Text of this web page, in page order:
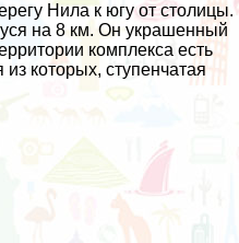
Нила к югу от столицы.
на 8 км. Он украшенный
комплекса есть
которых, ступенчатая